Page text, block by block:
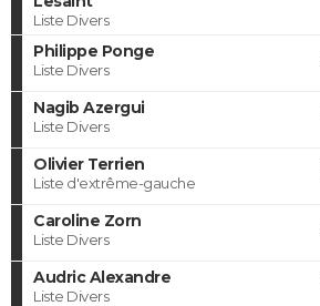
Liste Divers
Philippe Ponge
Liste Divers
Nagib Azergui
Liste Divers
Olivier Terrien
Liste d'extrême-gauche
Caroline Zorn
Liste Divers
Audric Alexandre
Liste Divers